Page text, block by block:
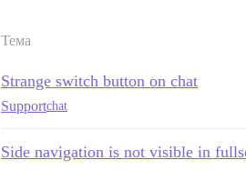
Тема
Strange switch button on chat
Supportchat
Side navigation is not visible in